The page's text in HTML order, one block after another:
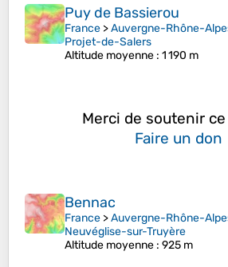
Puy de Bassierou
France >Auvergne-Rhône-
Projet-de-Salers
Altitude moyenne : 1 190 m
Merci de soutenir
Faire un don
Bennac
France >Auvergne-Rhône-
Neuvéglise-sur-Truyère
Altitude moyenne : 925 m